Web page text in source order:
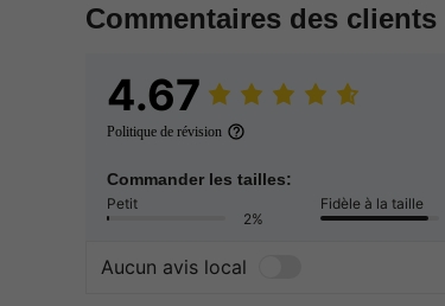
Commentaires des clients
4.67
Politique de révision
Commander les tailles:
Petit
2%
Fidèle à la taille
Aucun avis local